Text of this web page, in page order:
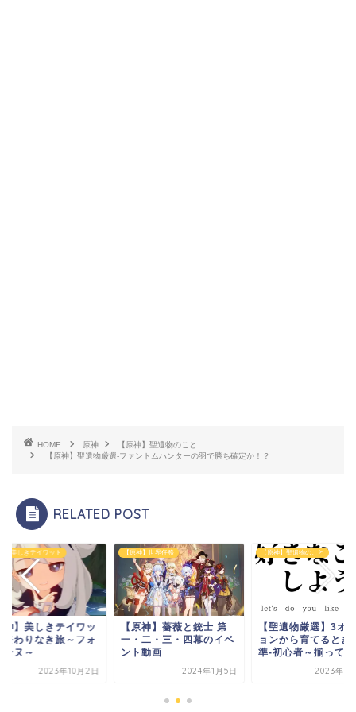
HOME 原神
【原神】聖遺物のこと
【原神】聖遺物厳選-ファントムハンターの羽で勝ち確定か！？
RELATED POST
】美しきテイワット
神】美しきテイワッ
終わりなき旅～フォ
ーヌ～
2023年10月2日
【原神】世界任務
【原神】薔薇と銃士 第
一・二・三・四幕のイベ
ント動画
2024年1月5日
【原神】聖遺物のこと
【聖遺物厳選】3オ
ョンから育てるとき
準-初心者～揃って
2023年7